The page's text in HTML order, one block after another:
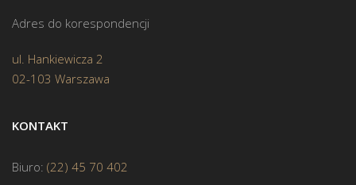
Adres do korespondencji
ul. Hankiewicza 2
02-103 Warszawa
KONTAKT
Biuro: (22) 45 70 402